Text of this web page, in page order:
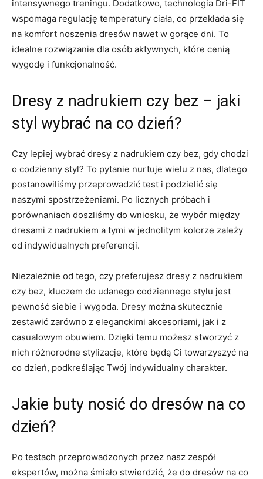
intensywnego treningu.⁣ Dodatkowo, technologia Dri-FIT
wspomaga regulację temperatury ciała,⁢ co przekłada się
na komfort noszenia dresów nawet⁢ w gorące dni.‌ To
idealne ‌rozwiązanie dla osób aktywnych, które ⁤cenią
wygodę i ‌funkcjonalność.
Dresy z nadrukiem czy⁣ bez – jaki
styl wybrać na co dzień?
Czy lepiej ​wybrać ‍dresy z​ nadrukiem czy bez,⁣ gdy ‍chodzi
o codzienny styl? To pytanie nurtuje wielu z nas, dlatego
postanowiliśmy​ przeprowadzić test i podzielić się
naszymi spostrzeżeniami. Po ⁢licznych próbach i
porównaniach doszliśmy do ⁢wniosku, że⁤ wybór między
⁤dresami ‍z nadrukiem a tymi w jednolitym kolorze zależy
od indywidualnych preferencji.
Niezależnie od tego, czy preferujesz dresy z nadrukiem
czy bez, kluczem do udanego ⁣codziennego⁤ stylu jest
‍pewność siebie⁢ i wygoda. Dresy można skutecznie
zestawić ​zarówno z eleganckimi akcesoriami, jak i z
casualowym obuwiem. Dzięki temu możesz ⁣stworzyć z
nich⁣ różnorodne stylizacje, które będą Ci towarzyszyć ‌na‍
co dzień, podkreślając Twój indywidualny charakter.
Jakie buty ⁢nosić⁢ do ​dresów na co
dzień?
Po testach przeprowadzonych przez nasz zespół⁤
ekspertów, można śmiało stwierdzić, że do dresów na co